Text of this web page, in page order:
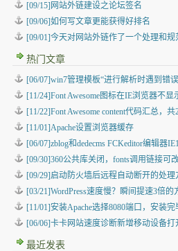
[09/15]网站外链建设之论坛签名
[09/06]如何写文章更能获得好排名
[09/01]今天对网站外链作了一个处理和规
热门文章
[06/07]win7管理模板“进行解析时遇到错
[11/24]Font Awesome图标在IE浏览器不
[11/22]Font Awesome content代码汇总，共
[11/01]Apache设置浏览器缓存
[06/07]zblog和dedecms FCKeditor编辑器
[09/30]360公共库关闭，fonts调用链接可
[09/29]启动防火墙后远程自动断开的处理
[03/21]WordPress速度慢？瞬间提速3倍的
[11/01]安装Apache选择8080端口，安装
[06/06]卡卡网站速度诊断新增移动设备打
最近发表